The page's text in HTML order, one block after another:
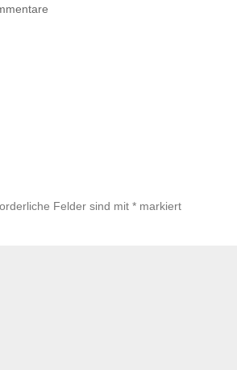
Felder sind mit* markiert